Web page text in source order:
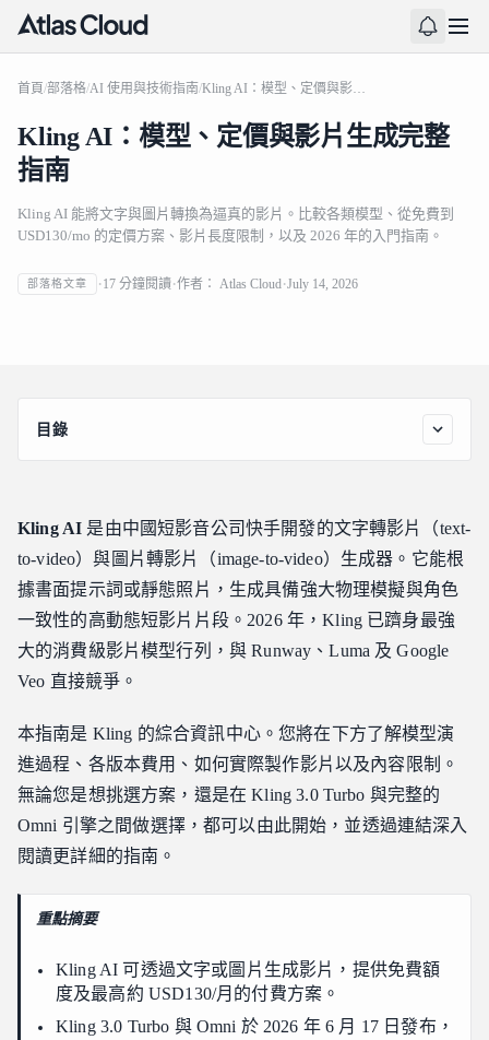
首頁/部落格/AI 使用與技術指南/ Kling AI：模型、定價與影片生成完整指南
Kling AI：模型、定價與影片生成完整
指南
Kling AI 能將文字與圖片轉換為逼真的影片。比較各類模型、從免費到
USD130/mo 的定價方案、影片長度限制，以及 2026 年的入門指南。
部落格文章 17 分鐘閱讀 作者： Atlas Cloud July 14, 2026
Kling AI：模型、定價與影片生成完整指南
目錄
Kling AI 是什麼？它是如何運作的？
消費者訂閱方案
開發者 API 定價
Kling AI 模型與版本歷程
Kling 2.6 與原生音訊
Kling 2.1 與 2.0
Kling 3.0：最新一代
Kling 3.0 Turbo 與 Omni
Turbo 與完整品質的對比
電影級控制與角色一致性
如何使用 Kling AI 製作影片？
文字轉影片與圖片轉影片
指導動作與攝影
口播與唇形同步
內容政策與影片限制
內容政策封鎖什麼？
Kling AI 是由中國短影音公司快手開發的文字轉影片（text-
to-video）與圖片轉影片（image-to-video）生成器。它能根
據書面提示詞或靜態照片，生成具備強大物理模擬與角色
一致性的高動態短影片片段。2026 年，Kling 已躋身最強
大的消費級影片模型行列，與 Runway、Luma 及 Google
Veo 直接競爭。
本指南是 Kling 的綜合資訊中心。您將在下方了解模型演
進過程、各版本費用、如何實際製作影片以及內容限制。
無論您是想挑選方案，還是在 Kling 3.0 Turbo 與完整的
Omni 引擎之間做選擇，都可以由此開始，並透過連結深入
閱讀更詳細的指南。
重點摘要
Kling AI 可透過文字或圖片生成影片，提供免費額
度及最高約 USD130/月的付費方案。
Kling 3.0 Turbo 與 Omni 於 2026 年 6 月 17 日發布，